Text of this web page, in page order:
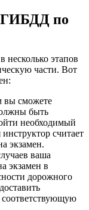
ГИБДД по
этапов
части. Вот
вы сможете
быть
необходимый
считает
экзамен.
ваша
экзамен в
дорожного